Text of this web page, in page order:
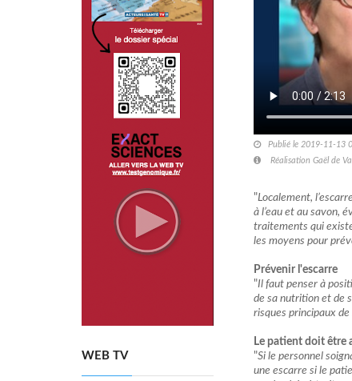
WEB TV
Publié le 2019-11-13
Réalisation Gaël de
"Localement,
à l’eau et au savon,
traitements qui
les moyens pour
Prévenir l'escarre
"Il faut penser à
de sa nutrition et de
risques principaux
Le patient doit être
"Si le personnel
une escarre si le